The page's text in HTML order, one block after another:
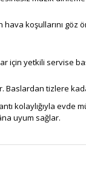
koşullarını
için yetkili servise
Baslardan tizlere
kolaylığıyla
uyum sağlar.